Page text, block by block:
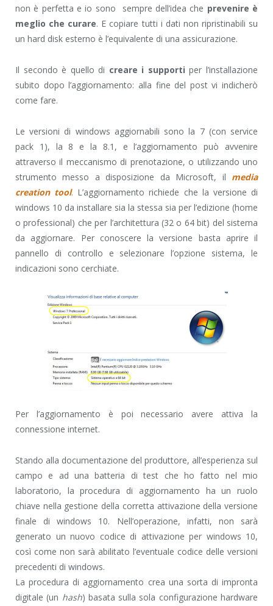
non è perfetta e io sono sempre dell’idea che prevenire è
meglio che curare. E copiare tutti i dati non ripristinabili su
un hard disk esterno è l’equivalente di una assicurazione.
Il secondo è quello di creare i supporti per l’installazione
subito dopo l’aggiornamento: alla fine del post vi indicherò
come fare.
Le versioni di windows aggiornabili sono la 7 (con service
pack 1), la 8 e la 8.1, e l’aggiornamento può avvenire
attraverso il meccanismo di prenotazione, o utilizzando uno
strumento messo a disposizione da Microsoft, il media
creation tool. L’aggiornamento richiede che la versione di
windows 10 da installare sia la stessa sia per l’edizione (home
o professional) che per l’architettura (32 o 64 bit) del sistema
da aggiornare. Per conoscere la versione basta aprire il
pannello di controllo e selezionare l’opzione sistema, le
indicazioni sono cerchiate.
Per l’aggiornamento è poi necessario avere attiva la
connessione internet.
Stando alla documentazione del produttore, all’esperienza sul
campo e ad una batteria di test che ho fatto nel mio
laboratorio, la procedura di aggiornamento ha un ruolo
chiave nella gestione della corretta attivazione della versione
finale di windows 10. Nell’operazione, infatti, non sarà
generato un nuovo codice di attivazione per windows 10,
così come non sarà abilitato l’eventuale codice delle versioni
precedenti di windows.
La procedura di aggiornamento crea una sorta di impronta
digitale (un hash) basata sulla sola configurazione hardware